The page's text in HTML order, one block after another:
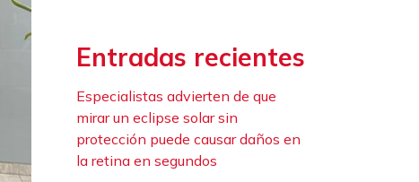
Entradas recientes
Especialistas advierten de que
mirar un eclipse solar sin
protección puede causar daños en
la retina en segundos